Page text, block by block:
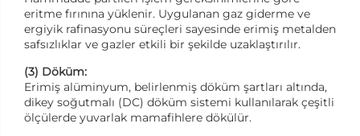
eritme fırınına yüklenir. Uygulanan gaz giderme ve
ergiyik rafinasyonu süreçleri sayesinde erimiş metalden
safsızlıklar ve gazler etkili bir şekilde uzaklaştırılır.
(3) Döküm:
Erimiş alüminyum, belirlenmiş döküm şartları altında,
dikey soğutmalı (DC) döküm sistemi kullanılarak çeşitli
ölçülerde yuvarlak mamafihlere dökülür.